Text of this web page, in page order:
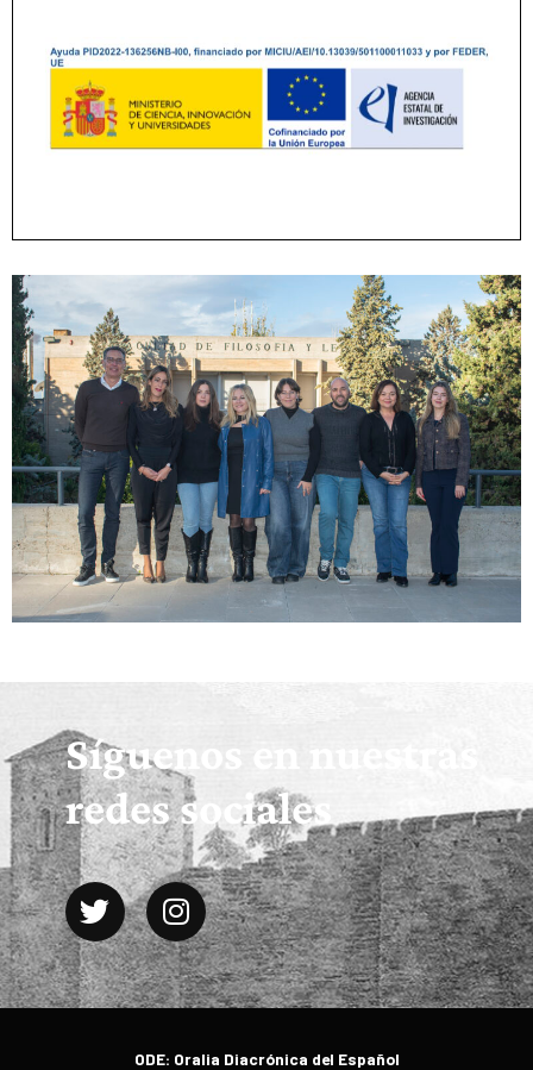
Síguenos en nuestras
redes sociales
ODE: Oralia Diacrónica del Español